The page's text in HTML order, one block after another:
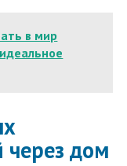
в мир
дом